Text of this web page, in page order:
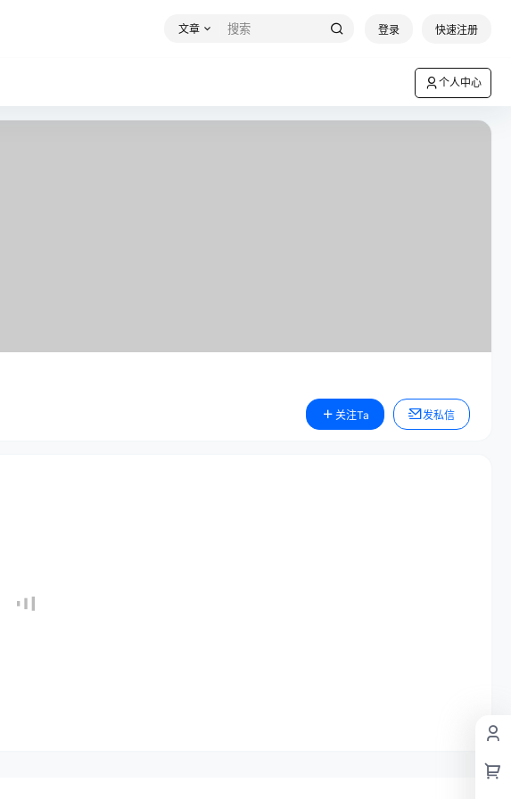
文章 登录 快速注册
个人中心
关注Ta
发私信